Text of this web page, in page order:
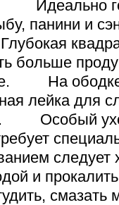
Идеально
панини и
больше
На ободке
лейка для
Особый
и
смазать